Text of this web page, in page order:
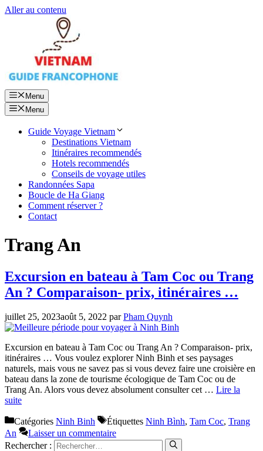
Aller au contenu
Menu
Menu
Guide Voyage Vietnam
Destinations Vietnam
Itinéraires recommendés
Hotels recommendés
Conseils de voyage utiles
Randonnées Sapa
Boucle de Ha Giang
Comment réserver ?
Contact
Trang An
Excursion en bateau à Tam Coc ou Trang
An ? Comparaison- prix, itinéraires …
juillet 25, 2023août 5, 2022 parPham Quynh
Excursion en bateau à Tam Coc ou Trang An ? Comparaison- prix,
itinéraires … Vous voulez explorer Ninh Binh et ses paysages
naturels, mais vous ne savez pas si vous devez faire une croisière en
bateau dans la zone de tourisme écologique de Tam Coc ou de
Trang An. Alors vous devez absolument consulter cet … Lire la
suite
Catégories Ninh Binh Étiquettes Ninh Bình, Tam Coc, Trang
An
Laisser un commentaire
Rechercher :